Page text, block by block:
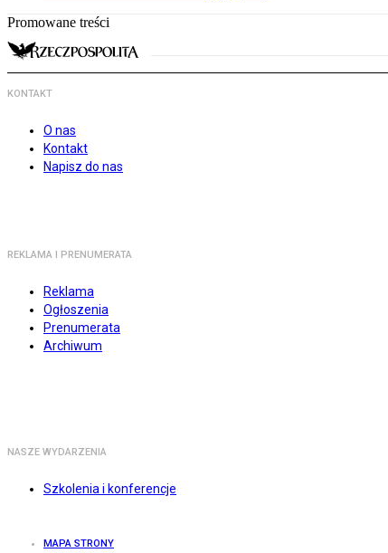
Promowane treści
KONTAKT
O nas
Kontakt
Napisz do nas
REKLAMA I PRENUMERATA
Reklama
Ogłoszenia
Prenumerata
Archiwum
NASZE WYDARZENIA
Szkolenia i konferencje
MAPA STRONY